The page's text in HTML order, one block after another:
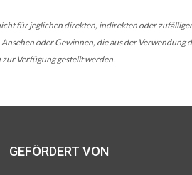
für jeglichen direkten, indirekten oder
oder Gewinnen, die aus der
Verfügung gestellt werden.
GEFÖRDERT VON